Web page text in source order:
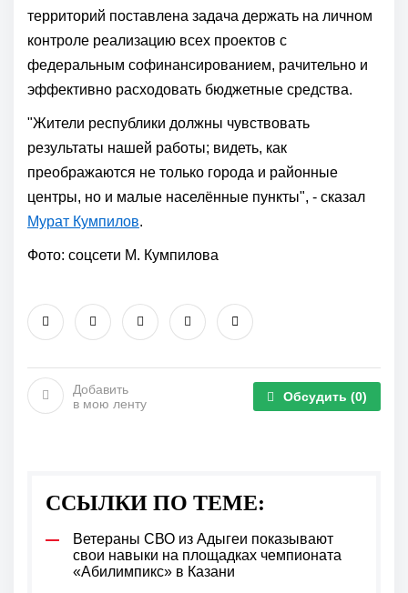
территорий поставлена задача держать на личном
контроле реализацию всех проектов с
федеральным софинансированием, рачительно и
эффективно расходовать бюджетные средства.
"Жители республики должны чувствовать
результаты нашей работы; видеть, как
преображаются не только города и районные
центры, но и малые населённые пункты", - сказал
Мурат Кумпилов.
Фото: соцсети М. Кумпилова
Добавить
в мою ленту
Обсудить (0)
ССЫЛКИ ПО ТЕМЕ:
Ветераны СВО из Адыгеи показывают
свои навыки на площадках чемпионата
«Абилимпикс» в Казани